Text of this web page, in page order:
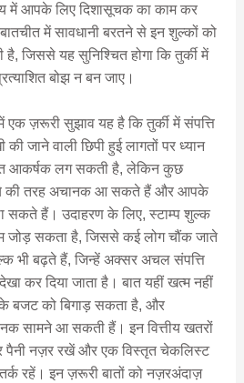
में आपके लिए दिशासूचक का काम कर
में सावधानी बरतने से इन शुल्कों को
जिससे यह सुनिश्चित होगा कि तुर्की में
बोझ न बन जाए।
एक ज़रूरी सुझाव यह है कि तुर्की में संपत्ति
जाने वाली छिपी हुई लागतों पर ध्यान
आकर्षक लग सकती है, लेकिन कुछ
की तरह अचानक आ सकते हैं और आपके
सकते हैं। उदाहरण के लिए, स्टाम्प शुल्क
जोड़ सकता है, जिससे कई लोग चौंक जाते
भी बढ़ते हैं, जिन्हें अक्सर अचल संपत्ति
कर दिया जाता है। बात यहीं खत्म नहीं
बजट को बिगाड़ सकता है, और
सामने आ सकती हैं। इन वित्तीय खतरों
पैनी नज़र रखें और एक विस्तृत चेकलिस्ट
रहें। इन ज़रूरी बातों को नज़रअंदाज़